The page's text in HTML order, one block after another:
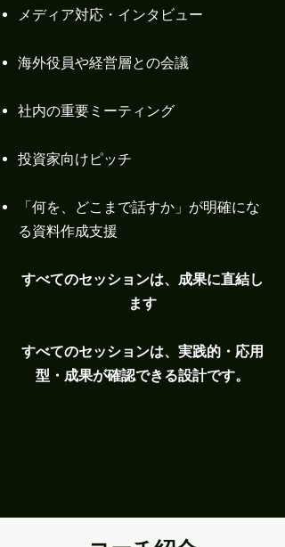
メディア対応・インタビュー
海外役員や経営層との会議
社内の重要ミーティング
投資家向けピッチ
「何を、どこまで話すか」が明確にな
る資料作成支援
すべてのセッションは、成果に直結し
ます
すべてのセッションは、実践的・応用
型・成果が確認できる設計です。